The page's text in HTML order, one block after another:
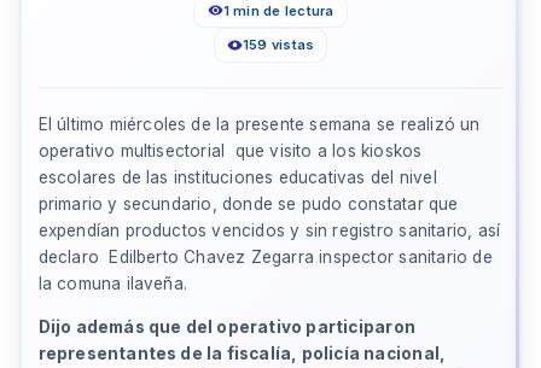
1 min de lectura
159 vistas
El último miércoles de la presente semana se realizó un
operativo multisectorial que visito a los kioskos
escolares de las instituciones educativas del nivel
primario y secundario, donde se pudo constatar que
expendían productos vencidos y sin registro sanitario, así
declaro Edilberto Chavez Zegarra inspector sanitario de
la comuna ilaveña.
Dijo además que del operativo participaron
representantes de la fiscalía, policía nacional,